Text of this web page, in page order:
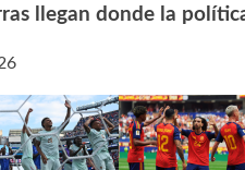
llegan donde la